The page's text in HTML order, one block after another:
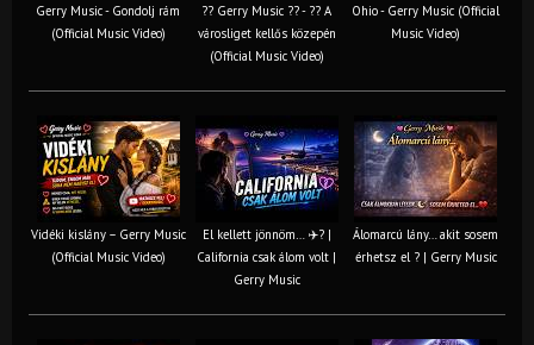
Gerry Music - Gondolj rám
(Official Music Video)
?? Gerry Music ?? - ?? A
városliget kellős közepén
(Official Music Video)
Ohio - Gerry Music (Official
Music Video)
Vidéki kislány – Gerry Music
(Official Music Video)
El kellett jönnöm… ✈️? |
California csak álom volt |
Gerry Music
Álomarcú lány… akit sosem
érhetsz el ? | Gerry Music